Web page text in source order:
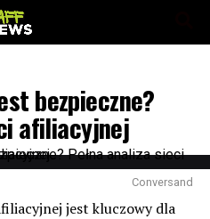
bezpieczne?
afiliacyjnej
Conversand
jest kluczowy dla